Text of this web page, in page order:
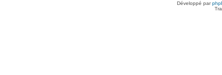
Développé par